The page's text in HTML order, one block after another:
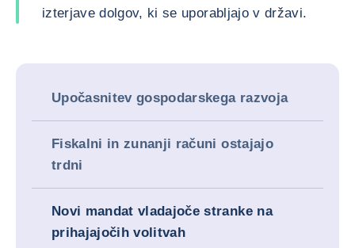
izterjave dolgov, ki se uporabljajo v državi.
Upočasnitev gospodarskega razvoja
Fiskalni in zunanji računi ostajajo
trdni
Novi mandat vladajoče stranke na
prihajajočih volitvah